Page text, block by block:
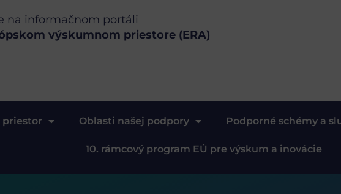
na informačnom portáli
výskumnom priestore (ERA)
priestor Oblasti našej podpory Podporné schémy a
10. rámcový program EÚ pre výskum a inovácie